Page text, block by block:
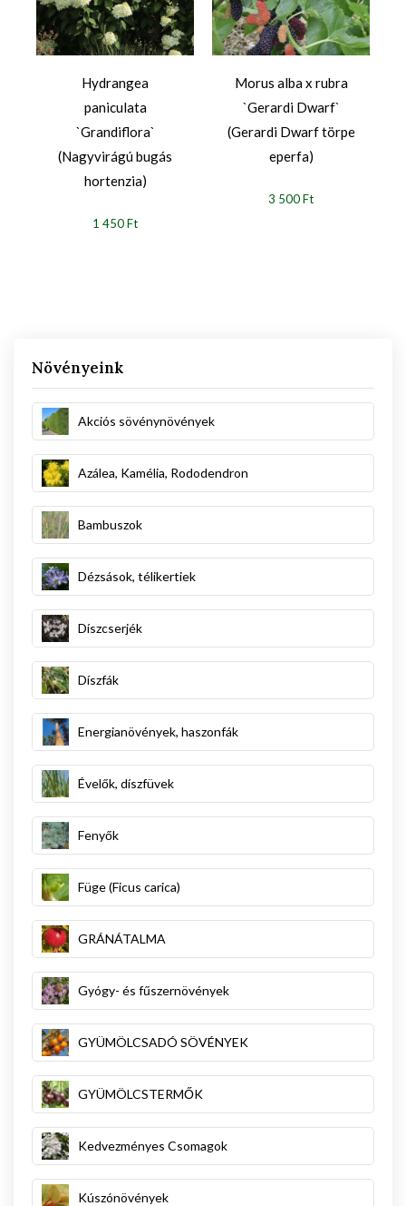
Növényeink
Akciós sövénynövények
Azálea, Kamélia, Rododendron
Bambuszok
Dézsások, télikertiek
Díszcserjék
Díszfák
Energianövények, haszonfák
Évelők, díszfüvek
Fenyők
Füge (Ficus carica)
GRÁNÁTALMA
Gyógy- és fűszernövények
GYÜMÖLCSADÓ SÖVÉNYEK
GYÜMÖLCSTERMŐK
Kedvezményes Csomagok
Kúszónövények
Hydrangea
paniculata
`Grandiflora`
(Nagyvirágú bugás
hortenzia)
1 450 Ft
Morus alba x rubra
`Gerardi Dwarf`
(Gerardi Dwarf törpe
eperfa)
3 500 Ft